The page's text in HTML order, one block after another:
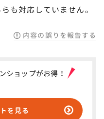
も対応していません。
内容の誤りを報告する
ショップがお得！
を見る